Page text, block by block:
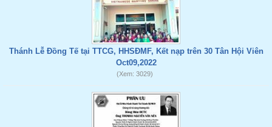
Thánh Lễ Đồng Tế tại TTCG, HHSĐMF, Kết nạp trên 30 Tân Hội Viên
Oct09,2022
(Xem: 3029)